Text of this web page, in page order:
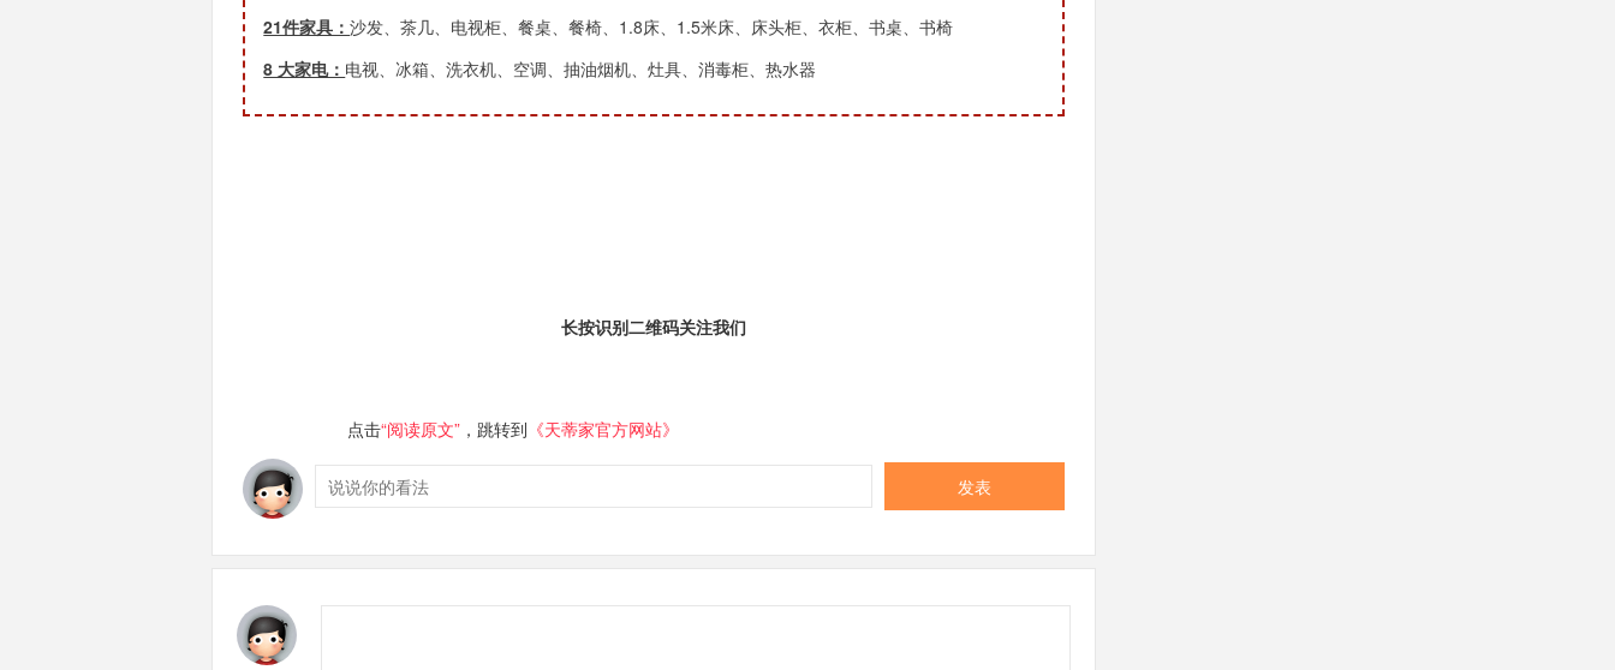
21件家具：沙发、茶几、电视柜、餐桌、餐椅、1.8床、1.5米床、床头柜、衣柜、书桌、书椅
8 大家电： 电视、冰箱、洗衣机、空调、抽油烟机、灶具、消毒柜、热水器
长按识别二维码关注我们
点击“阅读原文” ，跳转到 《天蒂家官方网站》
发表